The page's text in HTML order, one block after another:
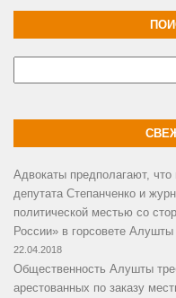
Адвокаты предполагают, что
депутата Степанченко и
политической местью со
России» в горсовете
22.04.2018
Общественность Алушты
арестованных по заказу